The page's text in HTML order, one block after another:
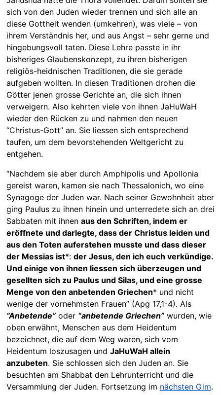
sich von den Juden wieder trennen und sich alle an
diese Gottheit wenden (umkehren), was viele – von
ihrem Verständnis her, und aus Angst – sehr gerne und
hingebungsvoll taten. Diese Lehre passte in ihr
bisheriges Glaubenskonzept, zu ihren bisherigen
religiös-heidnischen Traditionen, die sie gerade
aufgeben wollten. In diesen Traditionen drohen die
Götter jenen grosse Gerichte an, die sich ihnen
verweigern. Also kehrten viele von ihnen JaHuWaH
wieder den Rücken zu und nahmen den neuen
“Christus-Gott” an. Sie liessen sich entsprechend
taufen, um dem bevorstehenden Weltgericht zu
entgehen.
“Nachdem sie aber durch Amphipolis und Apollonia
gereist waren, kamen sie nach Thessalonich, wo eine
Synagoge der Juden war. Nach seiner Gewohnheit aber
ging Paulus zu ihnen hinein und unterredete sich an drei
Sabbaten mit ihnen aus den Schriften, indem er
eröffnete und darlegte, dass der Christus leiden und
aus den Toten auferstehen musste und dass dieser
der Messias ist*: der Jesus, den ich euch verkündige.
Und einige von ihnen liessen sich überzeugen und
gesellten sich zu Paulus und Silas, und eine grosse
Menge von den anbetenden Griechen* und nicht
wenige der vornehmsten Frauen” (Apg 17,1-4). Als
“Anbetende”oder “anbetende Griechen”wurden, wie
oben erwähnt, Menschen aus dem Heidentum
bezeichnet, die auf dem Weg waren, sich vom
Heidentum loszusagen und JaHuWaH allein
anzubeten. Sie schlossen sich den Juden an. Sie
besuchten am Shabbat den Lehrunterricht und die
Versammlung der Juden. Fortsetzung im nächsten Gim.